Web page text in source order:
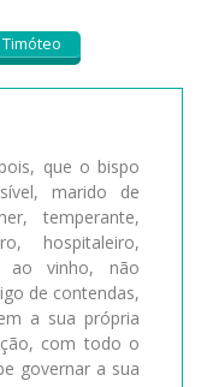
Timóteo
que o bispo
marido de
temperante,
hospitaleiro,
ao vinho, não
de contendas,
a sua própria
com todo o
governar a sua